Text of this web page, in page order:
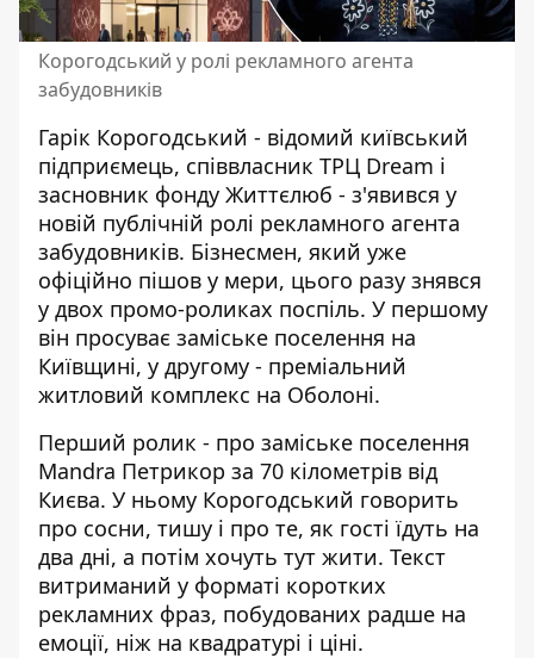
Корогодський у ролі рекламного агента
забудовників
Гарік Корогодський - відомий київський
підприємець, співвласник ТРЦ Dream і
засновник фонду Життєлюб - з'явився у
новій публічній ролі рекламного агента
забудовників. Бізнесмен, який уже
офіційно пішов у мери, цього разу знявся
у двох промо-роликах поспіль. У першому
він просуває заміське поселення на
Київщині, у другому - преміальний
житловий комплекс на Оболоні.
Перший ролик - про заміське поселення
Mandra Петрикор за 70 кілометрів від
Києва. У ньому Корогодський говорить
про сосни, тишу і про те, як гості їдуть на
два дні, а потім хочуть тут жити. Текст
витриманий у форматі коротких
рекламних фраз, побудованих радше на
емоції, ніж на квадратурі і ціні.